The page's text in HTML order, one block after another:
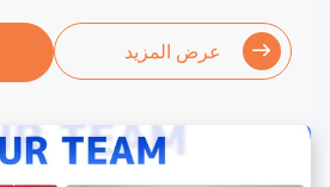
عرض المزيد